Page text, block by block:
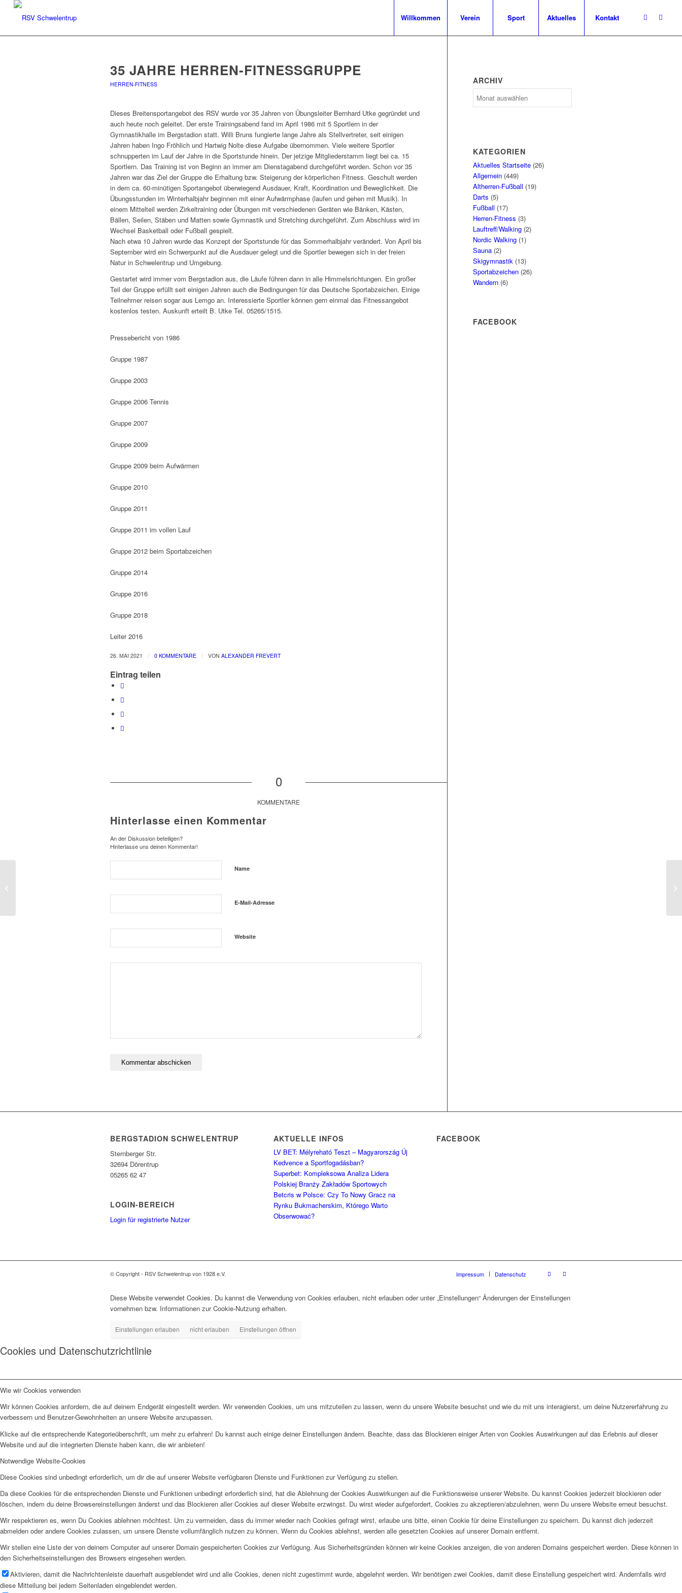
Willkommen Verein Sport Aktuelles Kontakt
35 JAHRE HERREN-FITNESSGRUPPE
HERREN-FITNESS
Dieses Breitensportangebot des RSV wurde vor 35 Jahren von Übungsleiter Bernhard Utke gegründet und
auch heute noch geleitet. Der erste Trainingsabend fand im April 1986 mit 5 Sportlern in der
Gymnastikhalle im Bergstadion statt. Willi Bruns fungierte lange Jahre als Stellvertreter, seit einigen
Jahren haben Ingo Fröhlich und Hartwig Nolte diese Aufgabe übernommen. Viele weitere Sportler
schnupperten im Lauf der Jahre in die Sportstunde hinein. Der jetzige Mitgliederstamm liegt bei ca. 15
Sportlern. Das Training ist von Beginn an immer am Dienstagabend durchgeführt worden. Schon vor 35
Jahren war das Ziel der Gruppe die Erhaltung bzw. Steigerung der körperlichen Fitness. Geschult werden
in dem ca. 60-minütigen Sportangebot überwiegend Ausdauer, Kraft, Koordination und Beweglichkeit. Die
Übungsstunden im Winterhalbjahr beginnen mit einer Aufwärmphase (laufen und gehen mit Musik). In
einem Mittelteil werden Zirkeltraining oder Übungen mit verschiedenen Geräten wie Bänken, Kästen,
Bällen, Seilen, Stäben und Matten sowie Gymnastik und Stretching durchgeführt. Zum Abschluss wird im
Wechsel Basketball oder Fußball gespielt.
Nach etwa 10 Jahren wurde das Konzept der Sportstunde für das Sommerhalbjahr verändert. Von April bis
September wird ein Schwerpunkt auf die Ausdauer gelegt und die Sportler bewegen sich in der freien
Natur in Schwelentrup und Umgebung.
Gestartet wird immer vom Bergstadion aus, die Läufe führen dann in alle Himmelsrichtungen. Ein großer
Teil der Gruppe erfüllt seit einigen Jahren auch die Bedingungen für das Deutsche Sportabzeichen. Einige
Teilnehmer reisen sogar aus Lemgo an. Interessierte Sportler können gern einmal das Fitnessangebot
kostenlos testen. Auskunft erteilt B. Utke Tel. 05265/1515.
Pressebericht von 1986
Gruppe 1987
Gruppe 2003
Gruppe 2006 Tennis
Gruppe 2007
Gruppe 2009
Gruppe 2009 beim Aufwärmen
Gruppe 2010
Gruppe 2011
Gruppe 2011 im vollen Lauf
Gruppe 2012 beim Sportabzeichen
Gruppe 2014
Gruppe 2016
Gruppe 2018
Leiter 2016
26. MAI 2021 / 0 KOMMENTARE / VON ALEXANDER FREVERT
Eintrag teilen
0
KOMMENTARE
Hinterlasse einen Kommentar
An der Diskussion beteiligen?
Hinterlasse uns deinen Kommentar!
Name
E-Mail-Adresse
Website
ARCHIV
KATEGORIEN
Aktuelles Startseite (26)
Allgemein (449)
Altherren-Fußball (19)
Darts (5)
Fußball (17)
Herren-Fitness (3)
Lauftreff/Walking (2)
Nordic Walking (1)
Sauna (2)
Skigymnastik (13)
Sportabzeichen (26)
Wandern (6)
FACEBOOK
BERGSTADION SCHWELENTRUP
Sternberger Str.
32694 Dörentrup
05265 62 47
LOGIN-BEREICH
Login für registrierte Nutzer
AKTUELLE INFOS
LV BET: Mélyreható Teszt – Magyarország Új
Kedvence a Sportfogadásban?
Superbet: Kompleksowa Analiza Lidera
Polskiej Branży Zakładów Sportowych
Betcris w Polsce: Czy To Nowy Gracz na
Rynku Bukmacherskim, Którego Warto
Obserwować?
FACEBOOK
© Copyright - RSV Schwelentrup von 1928 e.V. Impressum Datenschutz
Diese Website verwendet Cookies. Du kannst die Verwendung von Cookies erlauben, nicht erlauben oder unter „Einstellungen“ Änderungen der Einstellungen
vornehmen bzw. Informationen zur Cookie-Nutzung erhalten.
Einstellungen erlauben nicht erlauben Einstellungen öffnen
Cookies und Datenschutzrichtlinie
Wie wir Cookies verwenden
Wir können Cookies anfordern, die auf deinem Endgerät eingestellt werden. Wir verwenden Cookies, um uns mitzuteilen zu lassen, wenn du unsere Website besuchst und wie du mit uns interagierst, um deine Nutzererfahrung zu
verbessern und Benutzer-Gewohnheiten an unsere Website anzupassen.
Klicke auf die entsprechende Kategorieüberschrift, um mehr zu erfahren! Du kannst auch einige deiner Einstellungen ändern. Beachte, dass das Blockieren einiger Arten von Cookies Auswirkungen auf das Erlebnis auf dieser
Website und auf die integrierten Dienste haben kann, die wir anbieten!
Notwendige Website-Cookies
Diese Cookies sind unbedingt erforderlich, um dir die auf unserer Website verfügbaren Dienste und Funktionen zur Verfügung zu stellen.
Da diese Cookies für die entsprechenden Dienste und Funktionen unbedingt erforderlich sind, hat die Ablehnung der Cookies Auswirkungen auf die Funktionsweise unserer Website. Du kannst Cookies jederzeit blockieren oder
löschen, indem du deine Browsereinstellungen änderst und das Blockieren aller Cookies auf dieser Website erzwingst. Du wirst wieder aufgefordert, Cookies zu akzeptieren/abzulehnen, wenn Du unsere Website erneut besuchst.
Wir respektieren es, wenn Du Cookies ablehnen möchtest. Um zu vermeiden, dass du immer wieder nach Cookies gefragt wirst, erlaube uns bitte, einen Cookie für deine Einstellungen zu speichern. Du kannst dich jederzeit
abmelden oder andere Cookies zulassen, um unsere Dienste vollumfänglich nutzen zu können. Wenn du Cookies ablehnst, werden alle gesetzten Cookies auf unserer Domain entfernt.
Wir stellen eine Liste der von deinem Computer auf unserer Domain gespeicherten Cookies zur Verfügung. Aus Sicherheitsgründen können wir keine Cookies anzeigen, die von anderen Domains gespeichert werden. Diese können in
den Sicherheitseinstellungen des Browsers eingesehen werden.
Aktivieren, damit die Nachrichtenleiste dauerhaft ausgeblendet wird und alle Cookies, denen nicht zugestimmt wurde, abgelehnt werden. Wir benötigen zwei Cookies, damit diese Einstellung gespeichert wird. Andernfalls wird
diese Mitteilung bei jedem Seitenladen eingeblendet werden.